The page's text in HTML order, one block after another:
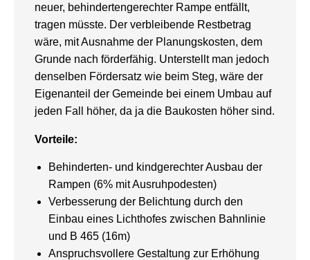
neuer, behindertengerechter Rampe entfällt,
tragen müsste. Der verbleibende Restbetrag
wäre, mit Ausnahme der Planungskosten, dem
Grunde nach förderfähig. Unterstellt man jedoch
denselben Fördersatz wie beim Steg, wäre der
Eigenanteil der Gemeinde bei einem Umbau auf
jeden Fall höher, da ja die Baukosten höher sind.
Vorteile:
Behinderten- und kindgerechter Ausbau der
Rampen (6% mit Ausruhpodesten)
Verbesserung der Belichtung durch den
Einbau eines Lichthofes zwischen Bahnlinie
und B 465 (16m)
Anspruchsvollere Gestaltung zur Erhöhung